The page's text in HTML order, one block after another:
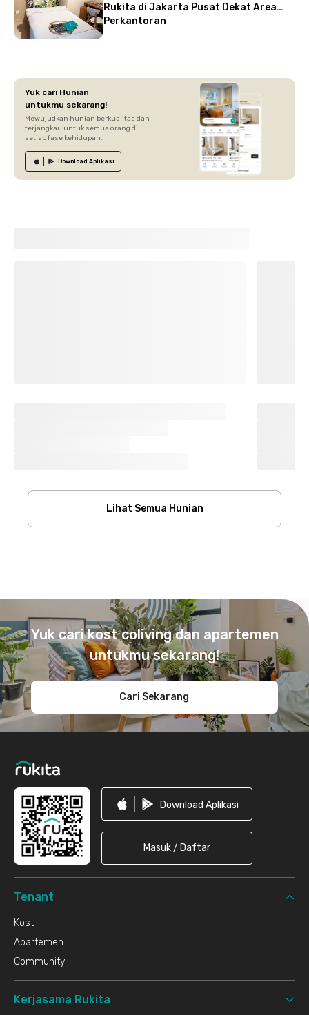
Rukita di Jakarta Pusat Dekat Area
Perkantoran
Yuk cari Hunian
untukmu sekarang!
Mewujudkan hunian berkualitas dan
terjangkau untuk semua orang di
setiap fase kehidupan.
Download Aplikasi
Lihat Semua Hunian
Yuk cari kost coliving dan apartemen
untukmu sekarang!
Cari Sekarang
Download Aplikasi
Masuk / Daftar
Tenant
Kost
Apartemen
Community
Kerjasama Rukita